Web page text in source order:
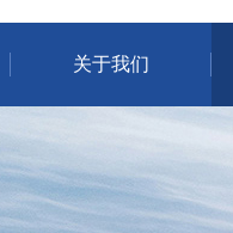
关于我们